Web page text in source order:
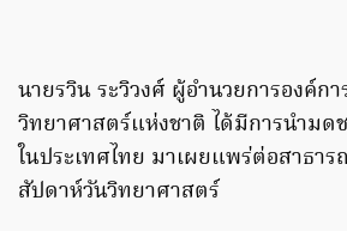
นายรวิน ระวิวงศ์ ผู้อำนวยการองค์
วิทยาศาสตร์แห่งชาติ ได้มีการนำม
ในประเทศไทย มาเผยแพร่ต่อสาธา
สัปดาห์วันวิทยาศาสตร์